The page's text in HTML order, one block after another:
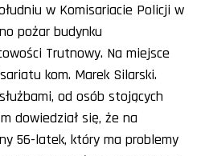
w Komisariacie Policji w
pożar budynku
Trutnowy. Na miejsce
kom. Marek Silarski.
od osób stojących
dowiedział się, że na
56-latek, który ma problemy